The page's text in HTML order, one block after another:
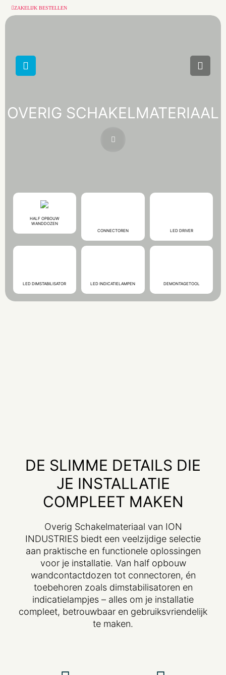
ZAKELIJK BESTELLEN
OVERIG SCHAKELMATERIAAL
HALF OPBOUW
WANDDOZEN
CONNECTOREN
LED DRIVER
LED DIMSTABILISATOR LED INDICATIELAMPEN DEMONTAGETOOL
DE SLIMME DETAILS DIE
JE INSTALLATIE
COMPLEET MAKEN
Overig Schakelmateriaal van ION
INDUSTRIES biedt een veelzijdige selectie
aan praktische en functionele oplossingen
voor je installatie. Van half opbouw
wandcontactdozen tot connectoren, én
toebehoren zoals dimstabilisatoren en
indicatielampjes – alles om je installatie
compleet, betrouwbaar en gebruiksvriendelijk
te maken.